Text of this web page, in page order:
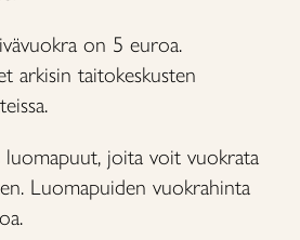
on 5 euroa.
arkisin taitokeskusten
joita voit vuokrata
Luomapuiden vuokrahinta